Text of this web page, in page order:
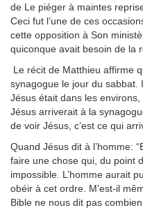
de Le piéger à maintes
Ceci fut l’une de ces
cette opposition à Son
quiconque avait besoin de la
Le récit de Matthieu affirme
synagogue le jour du sabbat.
Jésus était dans les
Jésus arriverait à la
de voir Jésus, c’est ce qui
Quand Jésus dit à l’homme:
faire une chose qui, du point
impossible. L’homme aurait
obéir à cet ordre. M’est-il
Bible ne nous dit pas